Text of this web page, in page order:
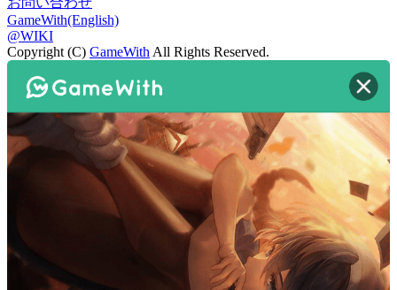
GameWith(English)
@WIKI
Copyright (C) GameWithAll Rights Reserved.